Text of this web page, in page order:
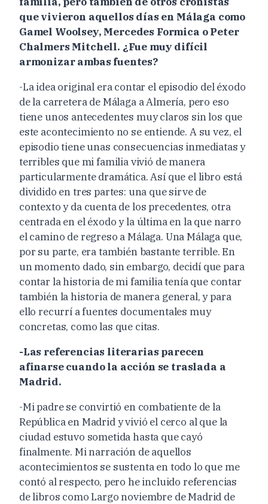
que vivieron aquellos días en Málaga como
Gamel Woolsey, Mercedes Formica o Peter
Chalmers Mitchell. ¿Fue muy difícil
armonizar ambas fuentes?
-La idea original era contar el episodio del éxodo
de la carretera de Málaga a Almería, pero eso
tiene unos antecedentes muy claros sin los que
este acontecimiento no se entiende. A su vez, el
episodio tiene unas consecuencias inmediatas y
terribles que mi familia vivió de manera
particularmente dramática. Así que el libro está
dividido en tres partes: una que sirve de
contexto y da cuenta de los precedentes, otra
centrada en el éxodo y la última en la que narro
el camino de regreso a Málaga. Una Málaga que,
por su parte, era también bastante terrible. En
un momento dado, sin embargo, decidí que para
contar la historia de mi familia tenía que contar
también la historia de manera general, y para
ello recurrí a fuentes documentales muy
concretas, como las que citas.
-Las referencias literarias parecen
afinarse cuando la acción se traslada a
Madrid.
-Mi padre se convirtió en combatiente de la
República en Madrid y vivió el cerco al que la
ciudad estuvo sometida hasta que cayó
finalmente. Mi narración de aquellos
acontecimientos se sustenta en todo lo que me
contó al respecto, pero he incluido referencias
de libros como Largo noviembre de Madrid de